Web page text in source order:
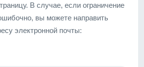
В случае, если ограничение
вы можете направить
электронной почты: